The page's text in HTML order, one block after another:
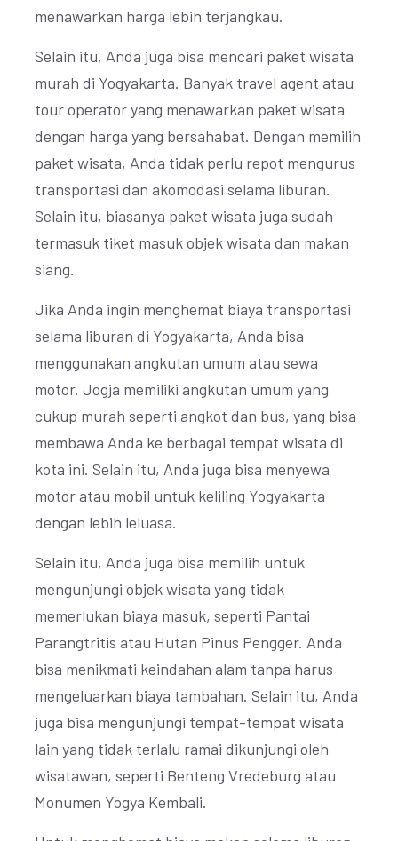
menawarkan harga lebih terjangkau.
Selain itu, Anda juga bisa mencari paket wisata
murah di Yogyakarta. Banyak travel agent atau
tour operator yang menawarkan paket wisata
dengan harga yang bersahabat. Dengan memilih
paket wisata, Anda tidak perlu repot mengurus
transportasi dan akomodasi selama liburan.
Selain itu, biasanya paket wisata juga sudah
termasuk tiket masuk objek wisata dan makan
siang.
Jika Anda ingin menghemat biaya transportasi
selama liburan di Yogyakarta, Anda bisa
menggunakan angkutan umum atau sewa
motor. Jogja memiliki angkutan umum yang
cukup murah seperti angkot dan bus, yang bisa
membawa Anda ke berbagai tempat wisata di
kota ini. Selain itu, Anda juga bisa menyewa
motor atau mobil untuk keliling Yogyakarta
dengan lebih leluasa.
Selain itu, Anda juga bisa memilih untuk
mengunjungi objek wisata yang tidak
memerlukan biaya masuk, seperti Pantai
Parangtritis atau Hutan Pinus Pengger. Anda
bisa menikmati keindahan alam tanpa harus
mengeluarkan biaya tambahan. Selain itu, Anda
juga bisa mengunjungi tempat-tempat wisata
lain yang tidak terlalu ramai dikunjungi oleh
wisatawan, seperti Benteng Vredeburg atau
Monumen Yogya Kembali.